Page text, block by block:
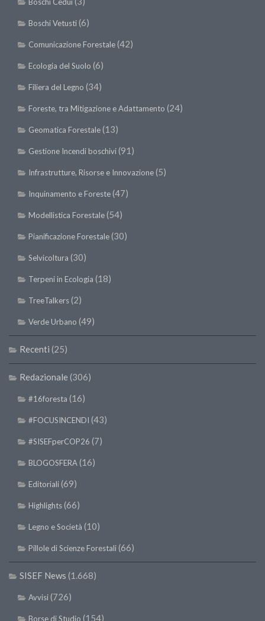
Premi SISEF
XV Congresso (Sassari 2026)
XIV Congresso (Padova 2024)
XIII Congresso (Orvieto 2022)
XII Congresso (Palermo 2019)
XI Congresso (Roma 2017)
X Congresso (Firenze 2015)
IX Congresso (Bolzano 2013)
IV Congresso (Potenza 2003)
III Congresso (Viterbo 2001)
II Congresso (Bologna 1999)
Editoriali
Pillole di Scienze Forestali
Highlights
#FOCUSINCENDI
Cartella Stampa
Comunicati
Boschi Cedui
Boschi Vetusti(6)
Comunicazione Forestale(42)
Ecologia del Suolo (6)
Filiera del Legno (34)
Foreste, tra Mitigazione e Adattamento (24)
Geomatica Forestale(13)
Gestione Incendi boschivi(91)
Infrastrutture, Risorse e Innovazione(5)
Inquinamento e Foreste(47)
Modellistica Forestale(54)
Pianificazione Forestale(30)
Selvicoltura (30)
Terpeni in Ecologia (18)
TreeTalkers(2)
Verde Urbano (49)
Recenti (25)
Redazionale (306)
#16foresta (16)
#FOCUSINCENDI (43)
#SISEFperCOP26 (7)
BLOGOSFERA(16)
Editoriali(69)
Highlights(66)
Legno e Società (10)
Pillole di Scienze Forestali(66)
SISEF News (1.668)
Avvisi(726)
Borse di Studio (154)